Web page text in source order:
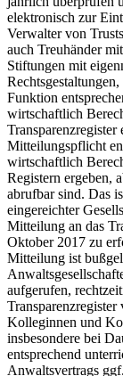
elektronisch zur
Verwalter von
auch Treuhänder
Stiftungen mit
Funktion
wirtschaftlich
Mitteilungspflicht
wirtschaftlich
Registern ergeben,
abrufbar sind. Das
eingereichter
Mitteilung an das
Oktober 2017 zu
Mitteilung ist
aufgerufen,
Kolleginnen und
insbesondere bei
entsprechend
Anwaltsvertrags